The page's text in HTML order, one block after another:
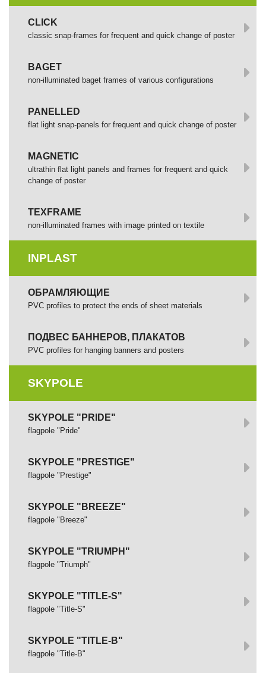
СLICK
сlassic snap-frames for frequent and quick change of poster
BAGET
non-illuminated baget frames of various configurations
PANELLED
flat light snap-panels for frequent and quick change of poster
MAGNETIC
ultrathin flat light panels and frames for frequent and quick
change of poster
TEXFRAME
non-illuminated frames with image printed оп textile
INPLAST
ОБРАМЛЯЮЩИЕ
PVC profiles to protect the ends of sheet materials
ПОДВЕС БАННЕРОВ, ПЛАКАТОВ
PVC profiles for hanging banners and posters
SKYPOLE
SKYPOLE "PRIDE"
flagpole "Pride"
SKYPOLE "PRESTIGE"
flagpole "Prestige"
SKYPOLE "BREEZE"
flagpole "Breeze"
SKYPOLE "TRIUMPH"
flagpole "Triumph"
SKYPOLE "TITLE-S"
flagpole "Title-S"
SKYPOLE "TITLE-B"
flagpole "Title-B"